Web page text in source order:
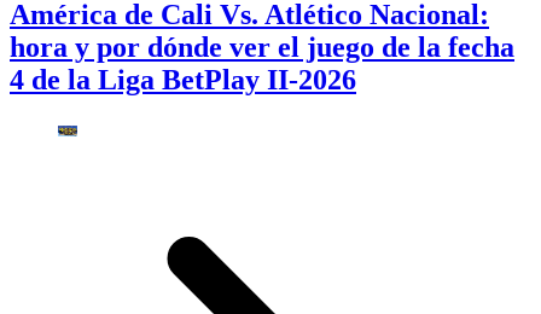
América de Cali Vs. Atlético Nacional:
hora y por dónde ver el juego de la fecha
4 de la Liga BetPlay II-2026